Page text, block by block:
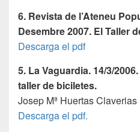
6. Revista de l’Ateneu
Desembre 2007. El Taller
Descarga el pdf
5. La Vaguardia. 14/3/
taller de biciletes.
Josep Mª Huertas Claverias
Descarga el pdf.